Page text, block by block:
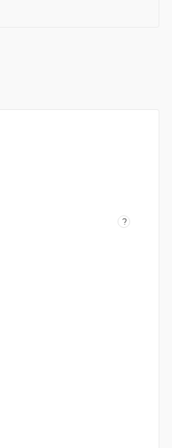
?